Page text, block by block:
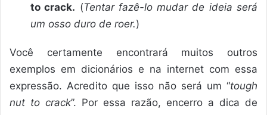
to crack. (Tentar fazê-lo mudar de ideia será
um osso duro de roer.)
Você certamente encontrará muitos outros
exemplos em dicionários e na internet com essa
expressão. Acredito que isso não será um “tough
nut to crack”. Por essa razão, encerro a dica de